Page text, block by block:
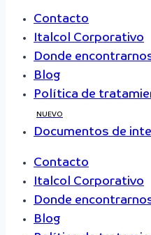
Contacto
Italcol Corporativo
Donde
Blog
Política de
NUEVO
Documentos de
Contacto
Italcol Corporativo
Donde
Blog